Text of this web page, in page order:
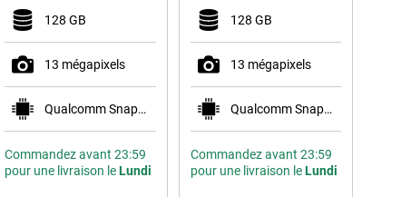
128 GB
13 mégapixels
Qualcomm Snapdragon 685
Commandez avant 23:59
pour une livraison leLundi
128 GB
13 mégapixels
Qualcomm Snapdragon 685
Commandez avant 23:59
pour une livraison leLundi